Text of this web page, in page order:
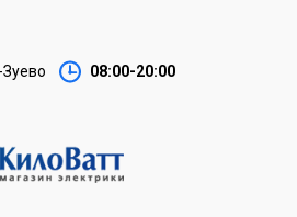
08:00-20:00